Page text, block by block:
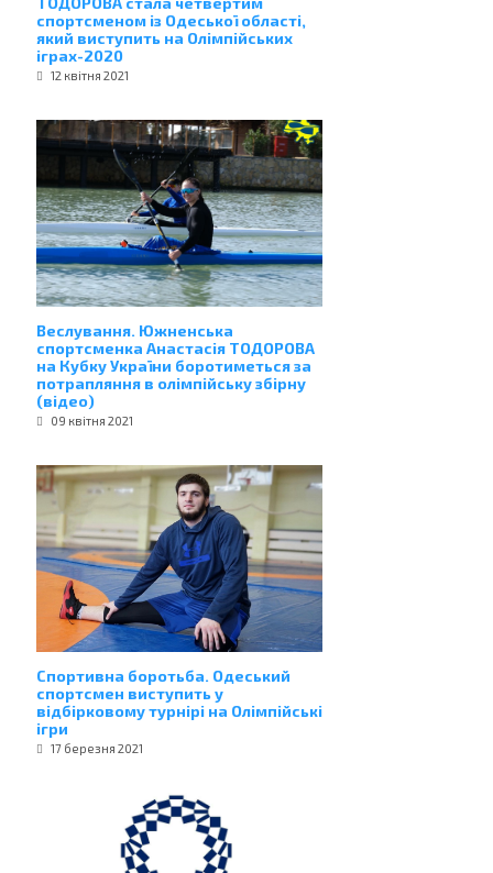
спортсменом із Одеської області,
який виступить на Олімпійських
іграх-2020
12 квітня 2021
Веслування. Южненська
спортсменка Анастасія ТОДОРОВА
на Кубку України боротиметься за
потрапляння в олімпійську збірну
(відео)
09 квітня 2021
Спортивна боротьба. Одеський
спортсмен виступить у
відбірковому турнірі на Олімпійські
ігри
17 березня 2021